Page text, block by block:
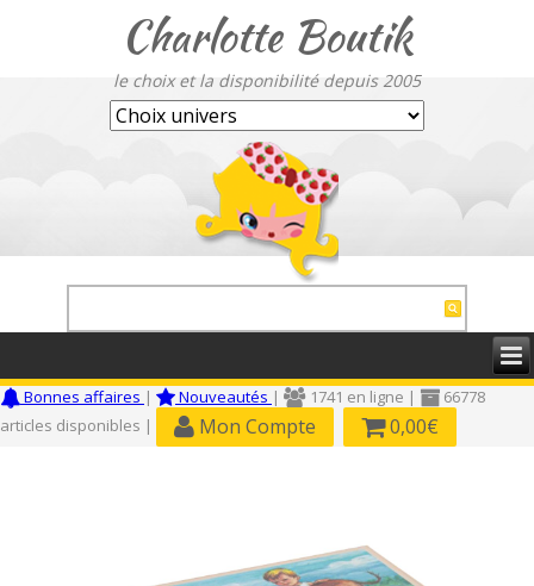
Charlotte Boutik
le choix et la disponibilité depuis 2005
Bonnes affaires | Nouveautés | 1741 en ligne |
66778
articles disponibles |
Mon Compte 0,00€